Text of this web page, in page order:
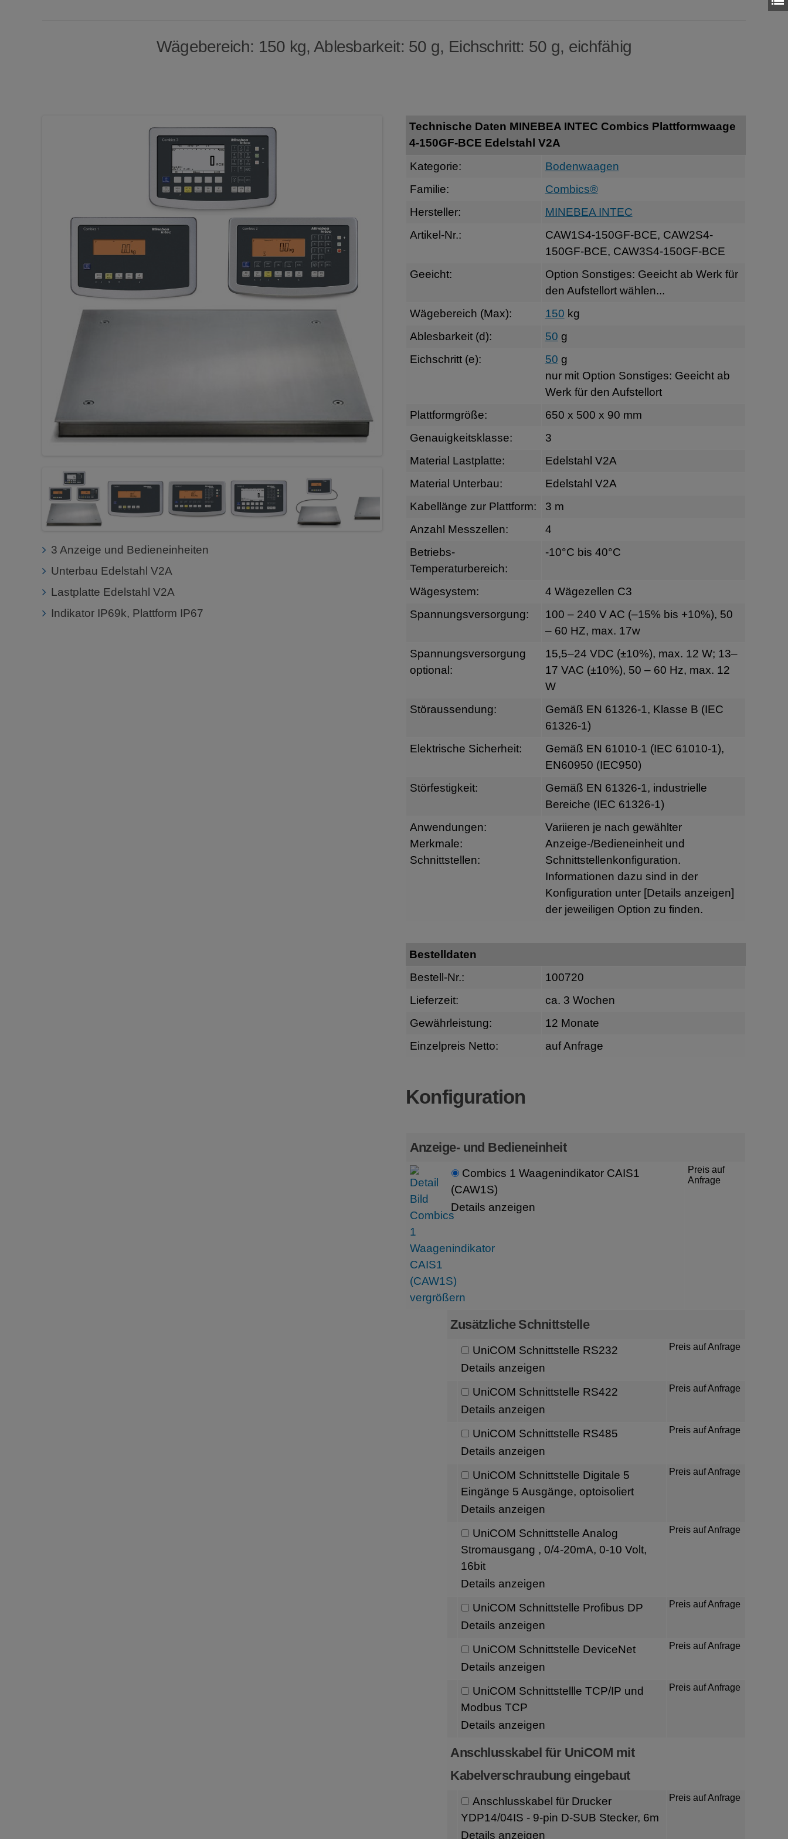
Wägebereich: 150 kg, Ablesbarkeit: 50 g, Eichschritt: 50 g, eichfähig
3 Anzeige und Bedieneinheiten
Unterbau Edelstahl V2A
Lastplatte Edelstahl V2A
Indikator IP69k, Plattform IP67
Technische Daten MINEBEA INTEC Combics Plattformwaage
4-150GF-BCE Edelstahl V2A
Kategorie:
Bodenwaagen
Familie:
Combics®
Hersteller:
MINEBEA INTEC
Artikel-Nr.:
CAW1S4-150GF-BCE, CAW2S4-
150GF-BCE, CAW3S4-150GF-BCE
Geeicht:
Option Sonstiges: Geeicht ab Werk für
den Aufstellort wählen...
Wägebereich (Max):
150 kg
Ablesbarkeit (d):
50 g
Eichschritt (e):
50 g
nur mit Option Sonstiges: Geeicht ab
Werk für den Aufstellort
Plattformgröße:
650 x 500 x 90 mm
Genauigkeitsklasse:
3
Material Lastplatte:
Edelstahl V2A
Material Unterbau:
Edelstahl V2A
Kabellänge zur Plattform:
3 m
Anzahl Messzellen:
4
Betriebs-
Temperaturbereich:
-10°C bis 40°C
Wägesystem:
4 Wägezellen C3
Spannungsversorgung:
100 – 240 V AC (–15% bis +10%), 50
– 60 HZ, max. 17w
Spannungsversorgung
optional:
15,5–24 VDC (±10%), max. 12 W; 13–
17 VAC (±10%), 50 – 60 Hz, max. 12
W
Störaussendung:
Gemäß EN 61326-1, Klasse B (IEC
61326-1)
Elektrische Sicherheit:
Gemäß EN 61010-1 (IEC 61010-1),
EN60950 (IEC950)
Störfestigkeit:
Gemäß EN 61326-1, industrielle
Bereiche (IEC 61326-1)
Anwendungen:
Merkmale:
Schnittstellen:
Variieren je nach gewählter
Anzeige-/Bedieneinheit und
Schnittstellenkonfiguration.
Informationen dazu sind in der
Konfiguration unter [Details anzeigen]
der jeweiligen Option zu finden.
Bestelldaten
Bestell-Nr.:
100720
Lieferzeit:
ca. 3 Wochen
Gewährleistung:
12 Monate
Einzelpreis Netto:
auf Anfrage
Konfiguration
Anzeige- und Bedieneinheit
Combics 1 Waagenindikator CAIS1
(CAW1S)
Details anzeigen
Preis auf
Anfrage
Zusätzliche Schnittstelle
UniCOM Schnittstelle RS232
Details anzeigen
Preis auf Anfrage
UniCOM Schnittstelle RS422
Details anzeigen
Preis auf Anfrage
UniCOM Schnittstelle RS485
Details anzeigen
Preis auf Anfrage
UniCOM Schnittstelle Digitale 5
Eingänge 5 Ausgänge, optoisoliert
Details anzeigen
Preis auf Anfrage
UniCOM Schnittstelle Analog
Stromausgang , 0/4-20mA, 0-10 Volt,
16bit
Details anzeigen
Preis auf Anfrage
UniCOM Schnittstelle Profibus DP
Details anzeigen
Preis auf Anfrage
UniCOM Schnittstelle DeviceNet
Details anzeigen
Preis auf Anfrage
UniCOM Schnittstellle TCP/IP und
Modbus TCP
Details anzeigen
Preis auf Anfrage
Anschlusskabel für UniCOM mit
Kabelverschraubung eingebaut
Anschlusskabel für Drucker
YDP14/04IS - 9-pin D-SUB Stecker, 6m
Details anzeigen
Preis auf Anfrage